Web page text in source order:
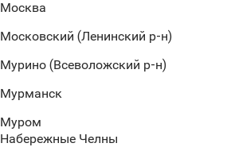
Москва
Московский (Ленинский р-н)
Мурино (Всеволожский р-н)
Мурманск
Муром
Набережные Челны